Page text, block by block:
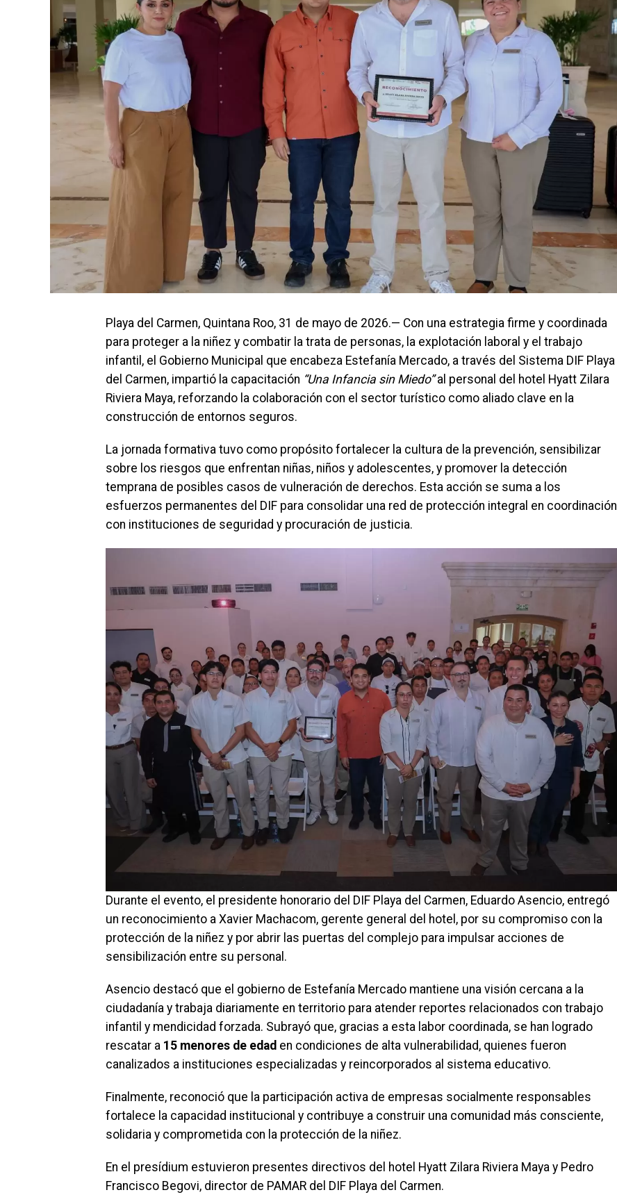
Playa del Carmen, Quintana Roo, 31 de mayo de 2026.— Con una estrategia firme y coordinada
para proteger a la niñez y combatir la trata de personas, la explotación laboral y el trabajo
infantil, el Gobierno Municipal que encabeza Estefanía Mercado, a través del Sistema DIF Playa
del Carmen, impartió la capacitación “Una Infancia sin Miedo”al personal del hotel Hyatt Zilara
Riviera Maya, reforzando la colaboración con el sector turístico como aliado clave en la
construcción de entornos seguros.
La jornada formativa tuvo como propósito fortalecer la cultura de la prevención, sensibilizar
sobre los riesgos que enfrentan niñas, niños y adolescentes, y promover la detección
temprana de posibles casos de vulneración de derechos. Esta acción se suma a los
esfuerzos permanentes del DIF para consolidar una red de protección integral en coordinación
con instituciones de seguridad y procuración de justicia.
Durante el evento, el presidente honorario del DIF Playa del Carmen, Eduardo Asencio, entregó
un reconocimiento a Xavier Machacom, gerente general del hotel, por su compromiso con la
protección de la niñez y por abrir las puertas del complejo para impulsar acciones de
sensibilización entre su personal.
Asencio destacó que el gobierno de Estefanía Mercado mantiene una visión cercana a la
ciudadanía y trabaja diariamente en territorio para atender reportes relacionados con trabajo
infantil y mendicidad forzada. Subrayó que, gracias a esta labor coordinada, se han logrado
rescatar a 15 menores de edad en condiciones de alta vulnerabilidad, quienes fueron
canalizados a instituciones especializadas y reincorporados al sistema educativo.
Finalmente, reconoció que la participación activa de empresas socialmente responsables
fortalece la capacidad institucional y contribuye a construir una comunidad más consciente,
solidaria y comprometida con la protección de la niñez.
En el presídium estuvieron presentes directivos del hotel Hyatt Zilara Riviera Maya y Pedro
Francisco Begovi, director de PAMAR del DIF Playa del Carmen.